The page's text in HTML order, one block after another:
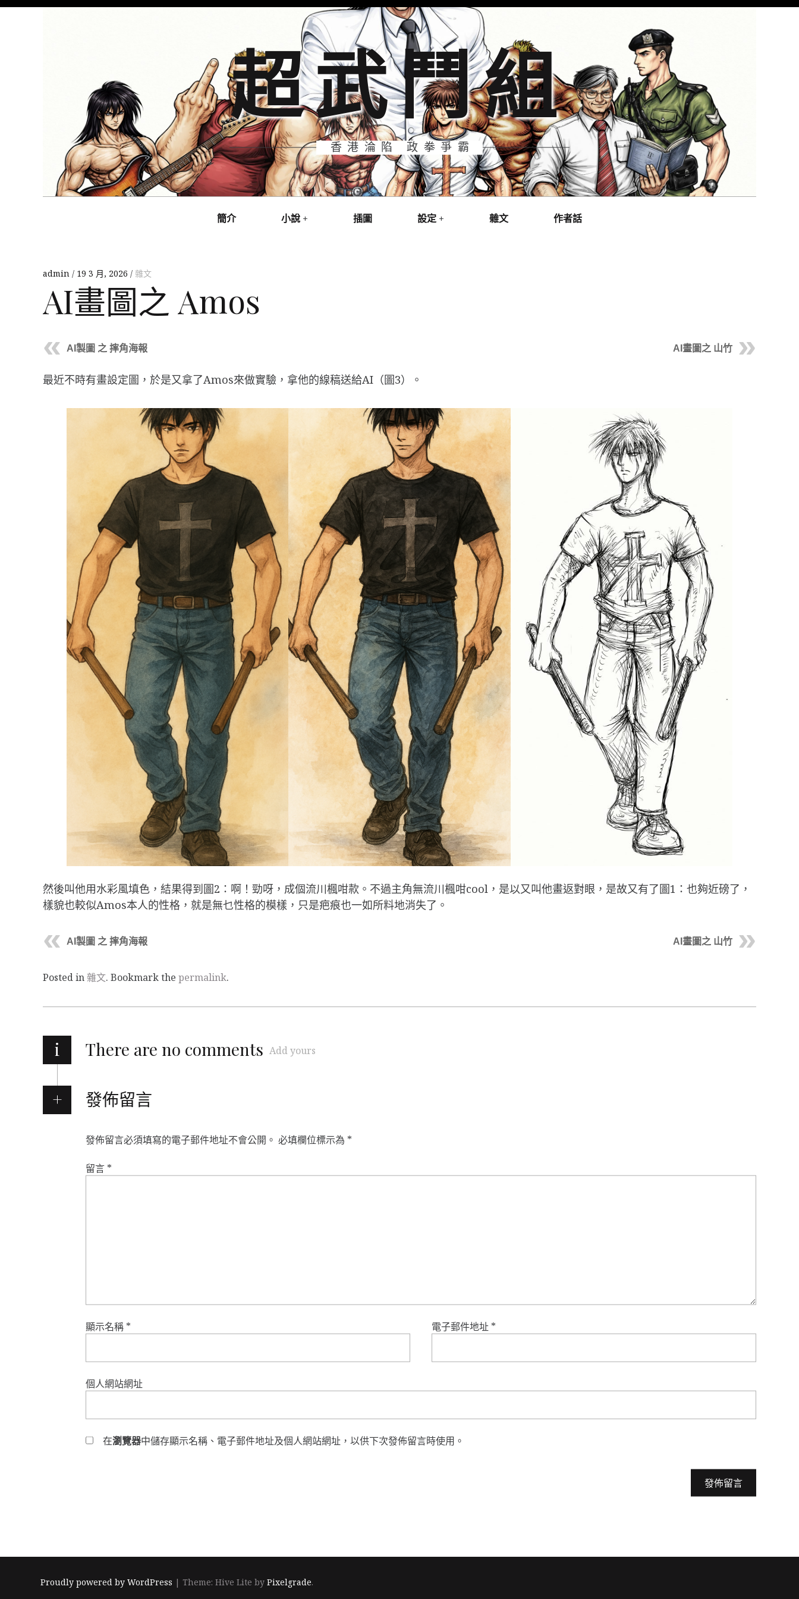
超武鬥組
香港淪陷 政拳爭霸
簡介 小說 插圖 設定 雜文 作者話
admin 19 3 月, 2026 雜文
AI畫圖之 Amos
AI製圖 之 摔角海報 AI畫圖之 山竹
最近不時有畫設定圖，於是又拿了Amos來做實驗，拿他的線稿送給AI（圖3）。
然後叫他用水彩風填色，結果得到圖2：啊！勁呀，成個流川楓咁款。不過主角無流川楓咁cool，是以又叫他畫返對眼，是故又有了圖1：也夠近磅了，
樣貌也較似Amos本人的性格，就是無乜性格的模樣，只是疤痕也一如所料地消失了。
AI製圖 之 摔角海報 AI畫圖之 山竹
Posted in雜文. Bookmark the permalink.
i There are no comments Add yours
發佈留言
發佈留言必須填寫的電子郵件地址不會公開。 必填欄位標示為 *
留言 *
顯示名稱 * 電子郵件地址 *
個人網站網址
在瀏覽器中儲存顯示名稱、電子郵件地址及個人網站網址，以供下次發佈留言時使用。
Proudly powered by WordPress | Theme: Hive Lite by Pixelgrade.